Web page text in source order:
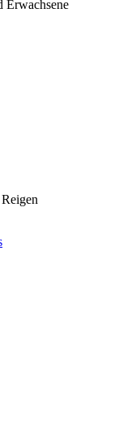
Erwachsene